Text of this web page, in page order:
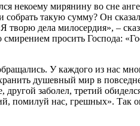
некоему мирянину во сне
такую сумму? Он
дела милосердия», –
смирением просить
У каждого из нас
душевный мир в
заболел, третий
помилуй нас, грешных». Так